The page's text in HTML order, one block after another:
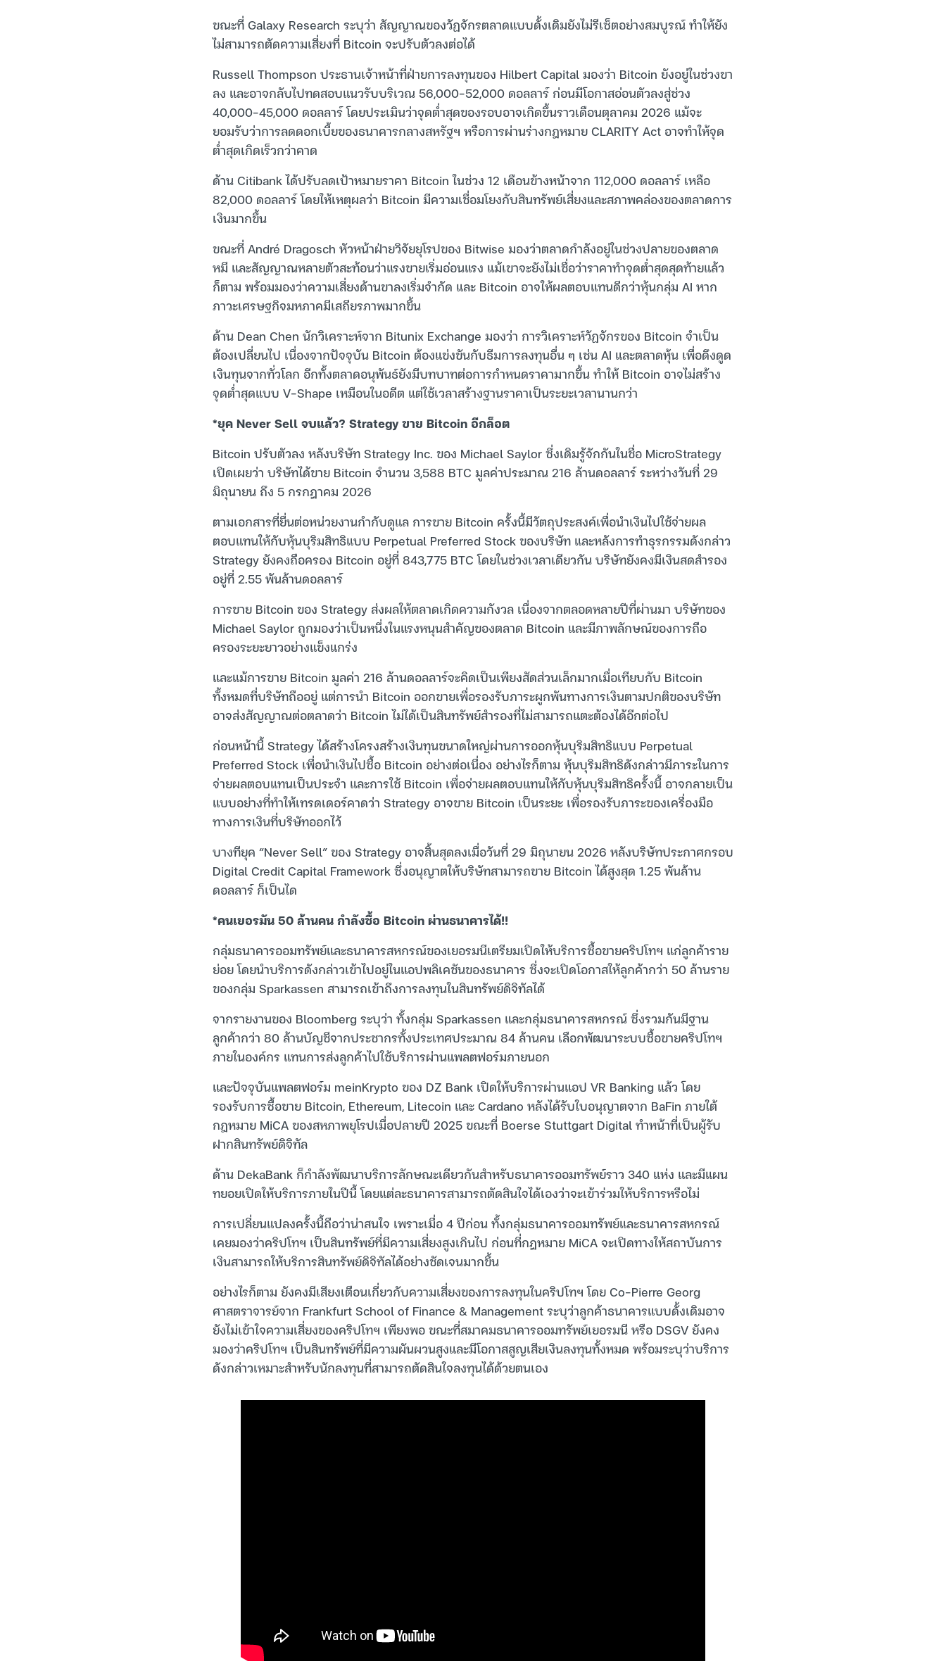
ขณะที่ Galaxy Research ระบุว่า สัญญาณของวัฏจักรตลาดแบบดั้งเดิมยังไม่รีเซ็ตอย่างสมบูรณ์ ทำให้ยัง
ไม่สามารถตัดความเสี่ยงที่ Bitcoin จะปรับตัวลงต่อได้
Russell Thompson ประธานเจ้าหน้าที่ฝ่ายการลงทุนของ Hilbert Capital มองว่า Bitcoin ยังอยู่ในช่วงขา
ลง และอาจกลับไปทดสอบแนวรับบริเวณ 56,000-52,000 ดอลลาร์ ก่อนมีโอกาสอ่อนตัวลงสู่ช่วง
40,000-45,000 ดอลลาร์ โดยประเมินว่าจุดต่ำสุดของรอบอาจเกิดขึ้นราวเดือนตุลาคม 2026 แม้จะ
ยอมรับว่าการลดดอกเบี้ยของธนาคารกลางสหรัฐฯ หรือการผ่านร่างกฎหมาย CLARITY Act อาจทำให้จุด
ต่ำสุดเกิดเร็วกว่าคาด
ด้าน Citibank ได้ปรับลดเป้าหมายราคา Bitcoin ในช่วง 12 เดือนข้างหน้าจาก 112,000 ดอลลาร์ เหลือ
82,000 ดอลลาร์ โดยให้เหตุผลว่า Bitcoin มีความเชื่อมโยงกับสินทรัพย์เสี่ยงและสภาพคล่องของตลาดการ
เงินมากขึ้น
ขณะที่ André Dragosch หัวหน้าฝ่ายวิจัยยุโรปของ Bitwise มองว่าตลาดกำลังอยู่ในช่วงปลายของตลาด
หมี และสัญญาณหลายตัวสะท้อนว่าแรงขายเริ่มอ่อนแรง แม้เขาจะยังไม่เชื่อว่าราคาทำจุดต่ำสุดสุดท้ายแล้ว
ก็ตาม พร้อมมองว่าความเสี่ยงด้านขาลงเริ่มจำกัด และ Bitcoin อาจให้ผลตอบแทนดีกว่าหุ้นกลุ่ม AI หาก
ภาวะเศรษฐกิจมหภาคมีเสถียรภาพมากขึ้น
ด้าน Dean Chen นักวิเคราะห์จาก Bitunix Exchange มองว่า การวิเคราะห์วัฏจักรของ Bitcoin จำเป็น
ต้องเปลี่ยนไป เนื่องจากปัจจุบัน Bitcoin ต้องแข่งขันกับธีมการลงทุนอื่น ๆ เช่น AI และตลาดหุ้น เพื่อดึงดูด
เงินทุนจากทั่วโลก อีกทั้งตลาดอนุพันธ์ยังมีบทบาทต่อการกำหนดราคามากขึ้น ทำให้ Bitcoin อาจไม่สร้าง
จุดต่ำสุดแบบ V-Shape เหมือนในอดีต แต่ใช้เวลาสร้างฐานราคาเป็นระยะเวลานานกว่า
*ยุค Never Sell จบแล้ว? Strategy ขาย Bitcoin อีกล็อต
Bitcoin ปรับตัวลง หลังบริษัท Strategy Inc. ของ Michael Saylor ซึ่งเดิมรู้จักกันในชื่อ MicroStrategy
เปิดเผยว่า บริษัทได้ขาย Bitcoin จำนวน 3,588 BTC มูลค่าประมาณ 216 ล้านดอลลาร์ ระหว่างวันที่ 29
มิถุนายน ถึง 5 กรกฎาคม 2026
ตามเอกสารที่ยื่นต่อหน่วยงานกำกับดูแล การขาย Bitcoin ครั้งนี้มีวัตถุประสงค์เพื่อนำเงินไปใช้จ่ายผล
ตอบแทนให้กับหุ้นบุริมสิทธิแบบ Perpetual Preferred Stock ของบริษัท และหลังการทำธุรกรรมดังกล่าว
Strategy ยังคงถือครอง Bitcoin อยู่ที่ 843,775 BTC โดยในช่วงเวลาเดียวกัน บริษัทยังคงมีเงินสดสำรอง
อยู่ที่ 2.55 พันล้านดอลลาร์
การขาย Bitcoin ของ Strategy ส่งผลให้ตลาดเกิดความกังวล เนื่องจากตลอดหลายปีที่ผ่านมา บริษัทของ
Michael Saylor ถูกมองว่าเป็นหนึ่งในแรงหนุนสำคัญของตลาด Bitcoin และมีภาพลักษณ์ของการถือ
ครองระยะยาวอย่างแข็งแกร่ง
และแม้การขาย Bitcoin มูลค่า 216 ล้านดอลลาร์จะคิดเป็นเพียงสัดส่วนเล็กมากเมื่อเทียบกับ Bitcoin
ทั้งหมดที่บริษัทถืออยู่ แต่การนำ Bitcoin ออกขายเพื่อรองรับภาระผูกพันทางการเงินตามปกติของบริษัท
อาจส่งสัญญาณต่อตลาดว่า Bitcoin ไม่ได้เป็นสินทรัพย์สำรองที่ไม่สามารถแตะต้องได้อีกต่อไป
ก่อนหน้านี้ Strategy ได้สร้างโครงสร้างเงินทุนขนาดใหญ่ผ่านการออกหุ้นบุริมสิทธิแบบ Perpetual
Preferred Stock เพื่อนำเงินไปซื้อ Bitcoin อย่างต่อเนื่อง อย่างไรก็ตาม หุ้นบุริมสิทธิดังกล่าวมีภาระในการ
จ่ายผลตอบแทนเป็นประจำ และการใช้ Bitcoin เพื่อจ่ายผลตอบแทนให้กับหุ้นบุริมสิทธิครั้งนี้ อาจกลายเป็น
แบบอย่างที่ทำให้เทรดเดอร์คาดว่า Strategy อาจขาย Bitcoin เป็นระยะ เพื่อรองรับภาระของเครื่องมือ
ทางการเงินที่บริษัทออกไว้
บางทียุค “Never Sell” ของ Strategy อาจสิ้นสุดลงเมื่อวันที่ 29 มิถุนายน 2026 หลังบริษัทประกาศกรอบ
Digital Credit Capital Framework ซึ่งอนุญาตให้บริษัทสามารถขาย Bitcoin ได้สูงสุด 1.25 พันล้าน
ดอลลาร์ ก็เป็นได
*คนเยอรมัน 50 ล้านคน กำลังซื้อ Bitcoin ผ่านธนาคารได้!!
กลุ่มธนาคารออมทรัพย์และธนาคารสหกรณ์ของเยอรมนีเตรียมเปิดให้บริการซื้อขายคริปโทฯ แก่ลูกค้าราย
ย่อย โดยนำบริการดังกล่าวเข้าไปอยู่ในแอปพลิเคชันของธนาคาร ซึ่งจะเปิดโอกาสให้ลูกค้ากว่า 50 ล้านราย
ของกลุ่ม Sparkassen สามารถเข้าถึงการลงทุนในสินทรัพย์ดิจิทัลได้
จากรายงานของ Bloomberg ระบุว่า ทั้งกลุ่ม Sparkassen และกลุ่มธนาคารสหกรณ์ ซึ่งรวมกันมีฐาน
ลูกค้ากว่า 80 ล้านบัญชีจากประชากรทั้งประเทศประมาณ 84 ล้านคน เลือกพัฒนาระบบซื้อขายคริปโทฯ
ภายในองค์กร แทนการส่งลูกค้าไปใช้บริการผ่านแพลตฟอร์มภายนอก
และปัจจุบันแพลตฟอร์ม meinKrypto ของ DZ Bank เปิดให้บริการผ่านแอป VR Banking แล้ว โดย
รองรับการซื้อขาย Bitcoin, Ethereum, Litecoin และ Cardano หลังได้รับใบอนุญาตจาก BaFin ภายใต้
กฎหมาย MiCA ของสหภาพยุโรปเมื่อปลายปี 2025 ขณะที่ Boerse Stuttgart Digital ทำหน้าที่เป็นผู้รับ
ฝากสินทรัพย์ดิจิทัล
ด้าน DekaBank ก็กำลังพัฒนาบริการลักษณะเดียวกันสำหรับธนาคารออมทรัพย์ราว 340 แห่ง และมีแผน
ทยอยเปิดให้บริการภายในปีนี้ โดยแต่ละธนาคารสามารถตัดสินใจได้เองว่าจะเข้าร่วมให้บริการหรือไม่
การเปลี่ยนแปลงครั้งนี้ถือว่าน่าสนใจ เพราะเมื่อ 4 ปีก่อน ทั้งกลุ่มธนาคารออมทรัพย์และธนาคารสหกรณ์
เคยมองว่าคริปโทฯ เป็นสินทรัพย์ที่มีความเสี่ยงสูงเกินไป ก่อนที่กฎหมาย MiCA จะเปิดทางให้สถาบันการ
เงินสามารถให้บริการสินทรัพย์ดิจิทัลได้อย่างชัดเจนมากขึ้น
อย่างไรก็ตาม ยังคงมีเสียงเตือนเกี่ยวกับความเสี่ยงของการลงทุนในคริปโทฯ โดย Co-Pierre Georg
ศาสตราจารย์จาก Frankfurt School of Finance & Management ระบุว่าลูกค้าธนาคารแบบดั้งเดิมอาจ
ยังไม่เข้าใจความเสี่ยงของคริปโทฯ เพียงพอ ขณะที่สมาคมธนาคารออมทรัพย์เยอรมนี หรือ DSGV ยังคง
มองว่าคริปโทฯ เป็นสินทรัพย์ที่มีความผันผวนสูงและมีโอกาสสูญเสียเงินลงทุนทั้งหมด พร้อมระบุว่าบริการ
ดังกล่าวเหมาะสำหรับนักลงทุนที่สามารถตัดสินใจลงทุนได้ด้วยตนเอง